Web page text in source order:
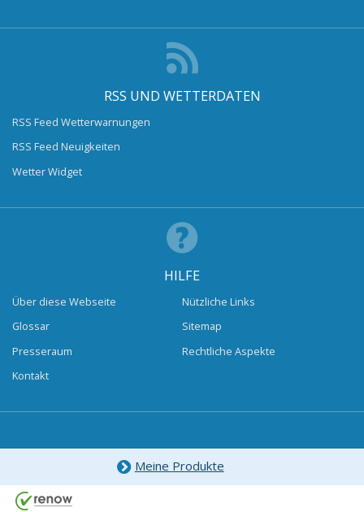
RSS UND WETTERDATEN
RSS Feed Wetterwarnungen
RSS Feed Neuigkeiten
Wetter Widget
HILFE
Über diese Webseite
Glossar
Presseraum
Kontakt
Nützliche Links
Sitemap
Rechtliche Aspekte
Meine Produkte